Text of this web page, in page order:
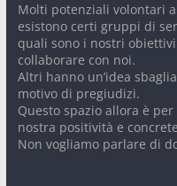
Molti potenziali volontari
esistono certi gruppi di
quali sono i nostri
collaborare con noi.
Altri hanno un’idea
motivo di pregiudizi.
Questo spazio allora è
nostra positività e
Non vogliamo parlare di